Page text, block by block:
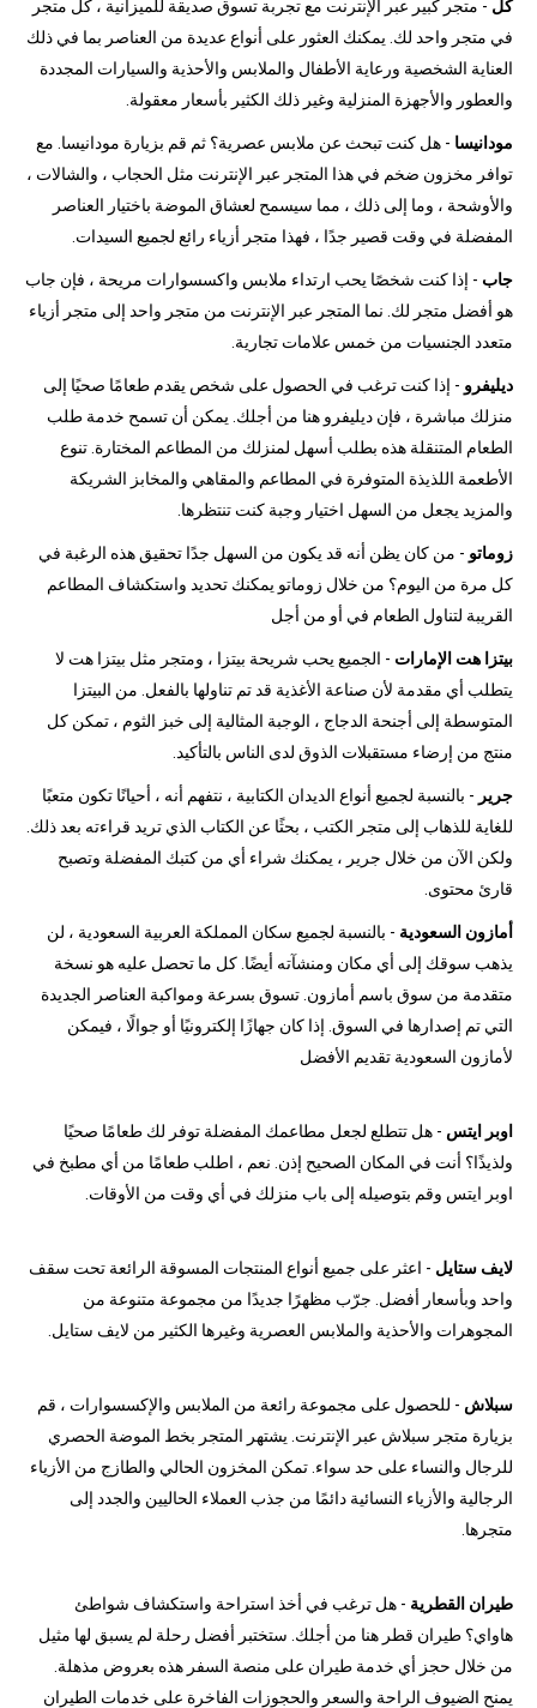
كل - متجر كبير عبر الإنترنت مع تجربة تسوق صديقة للميزانية ، كل متجر
في متجر واحد لك. يمكنك العثور على أنواع عديدة من العناصر بما في ذلك
العناية الشخصية ورعاية الأطفال والملابس والأحذية والسيارات المجددة
والعطور والأجهزة المنزلية وغير ذلك الكثير بأسعار معقولة.
مودانيسا - هل كنت تبحث عن ملابس عصرية؟ ثم قم بزيارة مودانيسا. مع
توافر مخزون ضخم في هذا المتجر عبر الإنترنت مثل الحجاب ، والشالات ،
والأوشحة ، وما إلى ذلك ، مما سيسمح لعشاق الموضة باختيار العناصر
المفضلة في وقت قصير جدًا ، فهذا متجر أزياء رائع لجميع السيدات.
جاب - إذا كنت شخصًا يحب ارتداء ملابس واكسسوارات مريحة ، فإن جاب
هو أفضل متجر لك. نما المتجر عبر الإنترنت من متجر واحد إلى متجر أزياء
متعدد الجنسيات من خمس علامات تجارية.
ديليفرو - إذا كنت ترغب في الحصول على شخص يقدم طعامًا صحيًا إلى
منزلك مباشرة ، فإن ديليفرو هنا من أجلك. يمكن أن تسمح خدمة طلب
الطعام المتنقلة هذه بطلب أسهل لمنزلك من المطاعم المختارة. تنوع
الأطعمة اللذيذة المتوفرة في المطاعم والمقاهي والمخابز الشريكة
والمزيد يجعل من السهل اختيار وجبة كنت تنتظرها.
زوماتو - من كان يظن أنه قد يكون من السهل جدًا تحقيق هذه الرغبة في
كل مرة من اليوم؟ من خلال زوماتو يمكنك تحديد واستكشاف المطاعم
القريبة لتناول الطعام في أو من أجل
بيتزا هت الإمارات - الجميع يحب شريحة بيتزا ، ومتجر مثل بيتزا هت لا
يتطلب أي مقدمة لأن صناعة الأغذية قد تم تناولها بالفعل. من البيتزا
المتوسطة إلى أجنحة الدجاج ، الوجبة المثالية إلى خبز الثوم ، تمكن كل
منتج من إرضاء مستقبلات الذوق لدى الناس بالتأكيد.
جرير - بالنسبة لجميع أنواع الديدان الكتابية ، نتفهم أنه ، أحيانًا تكون متعبًا
للغاية للذهاب إلى متجر الكتب ، بحثًا عن الكتاب الذي تريد قراءته بعد ذلك.
ولكن الآن من خلال جرير ، يمكنك شراء أي من كتبك المفضلة وتصبح
قارئ محتوى.
أمازون السعودية - بالنسبة لجميع سكان المملكة العربية السعودية ، لن
يذهب سوقك إلى أي مكان ومنشآته أيضًا. كل ما تحصل عليه هو نسخة
متقدمة من سوق باسم أمازون. تسوق بسرعة ومواكبة العناصر الجديدة
التي تم إصدارها في السوق. إذا كان جهازًا إلكترونيًا أو جوالًا ، فيمكن
لأمازون السعودية تقديم الأفضل
اوبر ايتس - هل تتطلع لجعل مطاعمك المفضلة توفر لك طعامًا صحيًا
ولذيذًا؟ أنت في المكان الصحيح إذن. نعم ، اطلب طعامًا من أي مطبخ في
اوبر ايتس وقم بتوصيله إلى باب منزلك في أي وقت من الأوقات.
لايف ستايل - اعثر على جميع أنواع المنتجات المسوقة الرائعة تحت سقف
واحد وبأسعار أفضل. جرّب مظهرًا جديدًا من مجموعة متنوعة من
المجوهرات والأحذية والملابس العصرية وغيرها الكثير من لايف ستايل.
سبلاش - للحصول على مجموعة رائعة من الملابس والإكسسوارات ، قم
بزيارة متجر سبلاش عبر الإنترنت. يشتهر المتجر بخط الموضة الحصري
للرجال والنساء على حد سواء. تمكن المخزون الحالي والطازج من الأزياء
الرجالية والأزياء النسائية دائمًا من جذب العملاء الحاليين والجدد إلى
متجرها.
طيران القطرية - هل ترغب في أخذ استراحة واستكشاف شواطئ
هاواي؟ طيران قطر هنا من أجلك. ستختبر أفضل رحلة لم يسبق لها مثيل
من خلال حجز أي خدمة طيران على منصة السفر هذه بعروض مذهلة.
يمنح الضيوف الراحة والسعر والحجوزات الفاخرة على خدمات الطيران